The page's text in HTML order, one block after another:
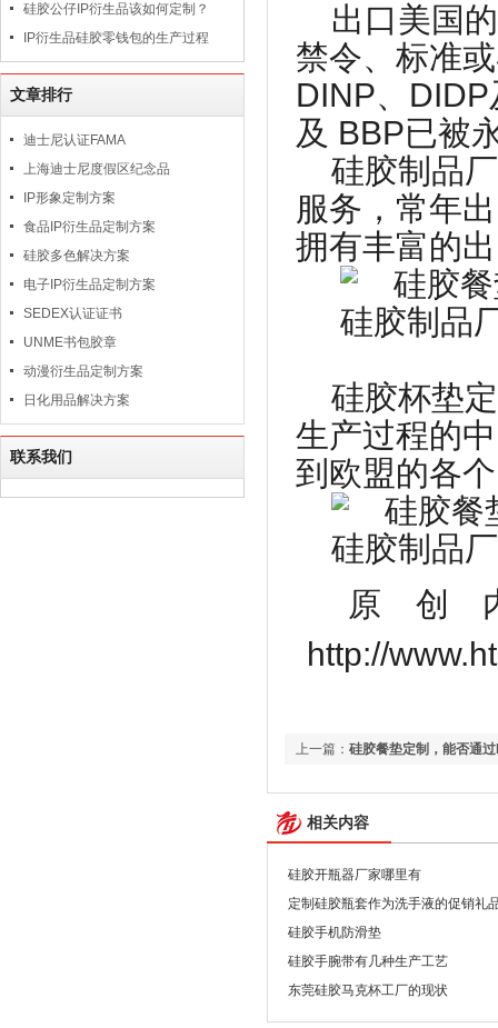
硅胶公仔IP衍生品该如何定制？
IP衍生品硅胶零钱包的生产过程
文章排行
迪士尼认证FAMA
上海迪士尼度假区纪念品
IP形象定制方案
食品IP衍生品定制方案
硅胶多色解决方案
电子IP衍生品定制方案
SEDEX认证证书
UNME书包胶章
动漫衍生品定制方案
日化用品解决方案
联系我们
出口美国
禁令、标准
DINP、 DIDP
及 BBP已被
硅胶制品
服务，常年
拥有丰富的
硅胶杯垫
生产过程的
到欧盟的各
原创
http://
上一篇： 硅胶餐垫定制，能否通
相关内容
硅胶开瓶器厂家哪里有
定制硅胶瓶套作为洗手液的促销礼
硅胶手机防滑垫
硅胶手腕带有几种生产工艺
东莞硅胶马克杯工厂的现状